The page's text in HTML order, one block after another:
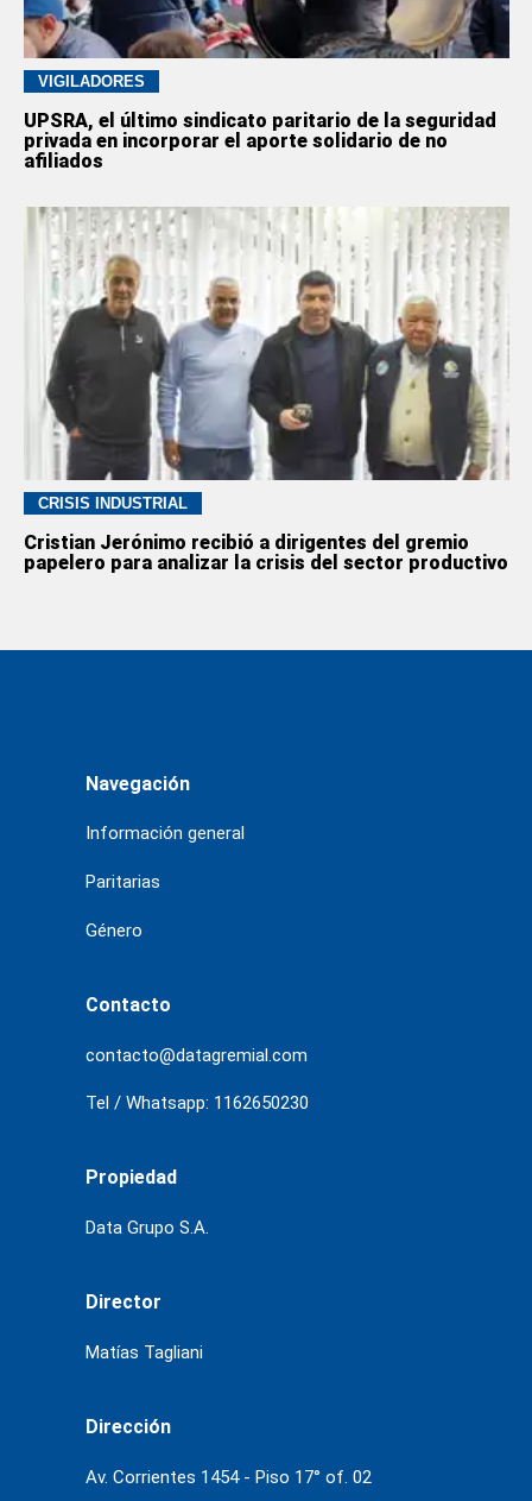
VIGILADORES
UPSRA, el último sindicato paritario de la seguridad
privada en incorporar el aporte solidario de no
afiliados
CRISIS INDUSTRIAL
Cristian Jerónimo recibió a dirigentes del gremio
papelero para analizar la crisis del sector productivo
Navegación
Información general
Paritarias
Género
Contacto
contacto@datagremial.com
Tel / Whatsapp: 1162650230
Propiedad
Data Grupo S.A.
Director
Matías Tagliani
Dirección
Av. Corrientes 1454 - Piso 17° of. 02